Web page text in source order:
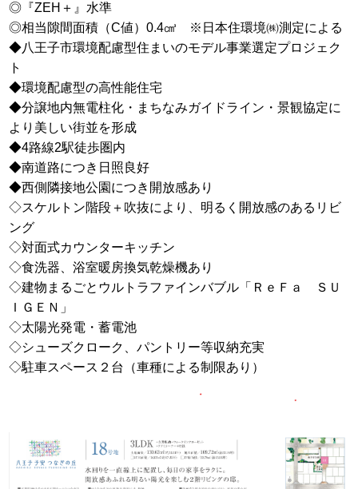
◎『ZEH＋』水準
◎相当隙間面積（C値）0.4㎤ ※日本住環境㈱測定による
◆八王子市環境配慮型住まいのモデル事業選定プロジェク
ト
◆環境配慮型の高性能住宅
◆分譲地内無電柱化・まちなみガイドライン・景観協定に
より美しい街並を形成
◆4路線2駅徒歩圏内
◆南道路につき日照良好
◆西側隣接地公園につき開放感あり
◇スケルトン階段＋吹抜により、明るく開放感のあるリビ
ング
◇対面式カウンターキッチン
◇食洗器、浴室暖房換気乾燥機あり
◇建物まるごとウルトラファインバブル「ＲｅＦａ ＳＵ
ＩＧＥＮ」
◇太陽光発電・蓄電池
◇シューズクローク、パントリー等収納充実
◇駐車スペース２台（車種による制限あり）